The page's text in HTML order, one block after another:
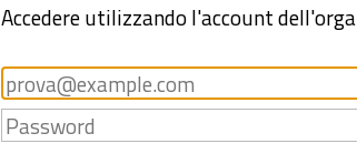
Accedere utilizzando l'account